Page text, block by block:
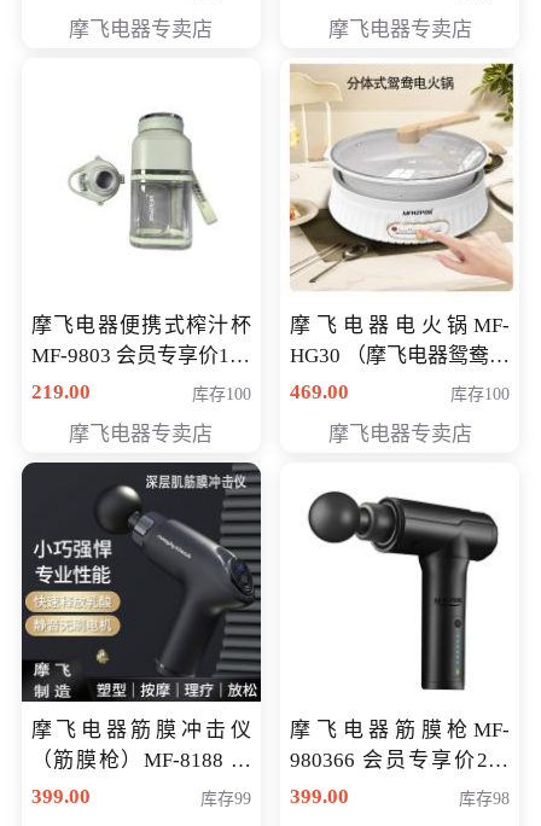
摩飞电器专卖店 摩飞电器专卖店
摩飞电器便携式榨汁杯
MF-9803 会员专享价138
元
219.00 库存100
摩飞电器专卖店
摩飞电器电火锅MF-
HG30 （摩飞电器鸳鸯锅
MF-HG30 ） 会员专享价
469.00 库存100
摩飞电器专卖店
摩飞电器筋膜冲击仪
（筋膜枪）MF-8188 会
员专享价268元
399.00 库存99
摩飞电器筋膜枪MF-
980366 会员专享价299
元
399.00 库存98